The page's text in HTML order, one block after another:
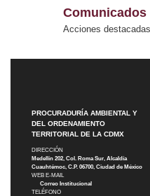
Comunicados
Acciones
PROCURADURÍA AMBIENTAL Y
DEL ORDENAMIENTO
TERRITORIAL DE LA CDMX
DIRECCIÓN
Medellín 202, Col. Roma Sur, Alcaldía
Cuauhtémoc, C.P. 06700, Ciudad de México
WEB E-MAIL
Correo Institucional
TELÉFONO